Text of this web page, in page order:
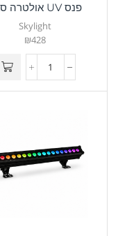
פנס UV אולטרה סגול
Skylight
₪428